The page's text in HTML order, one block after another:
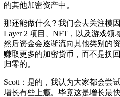
的其他加密资产中。
那还能做什么？我们会去关注模
Layer 2 项目、NFT，以及游戏领
然后资金会逐渐流向其他类别的
赚取更多的加密货币，而不是换
归零的。
Scott：是的，我认为大家都会尝
增长有些上瘾。毕竟这是增长最